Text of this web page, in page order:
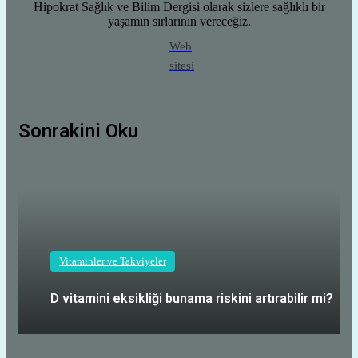
Hipokrat Sağlık ve Bilim Dergisi olarak sizlere sağlıklı bir
yaşamın sırlarının vereceğiz.
Web
sitesi
Sonrakini Oku
Vitaminler ve Takviyeler
D vitamini eksikliği bunama riskini artırabilir mi?